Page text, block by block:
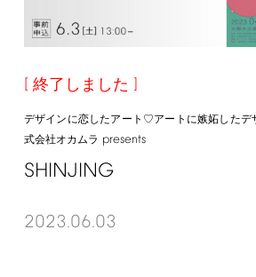
終了しました
デザインに恋したアート♡アートに嫉妬した
式会社オカムラ presents
SHINJING
2023.06.03